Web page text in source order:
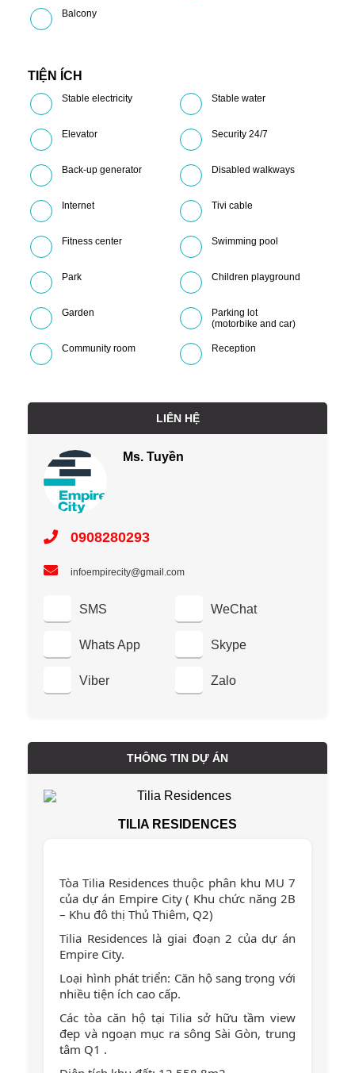
Balcony
TIỆN ÍCH
Stable electricity Stable water
Elevator Security 24/7
Back-up generator Disabled walkways
Internet Tivi cable
Fitness center Swimming pool
Park Children playground
Garden
Parking lot
(motorbike and car)
Community room Reception
LIÊN HỆ
Ms. Tuyền
0908280293
infoempirecity@gmail.com
SMS WeChat
Whats App Skype
Viber Zalo
THÔNG TIN DỰ ÁN
TILIA RESIDENCES
Tòa Tilia Residences thuộc phân khu MU 7
của dự án Empire City ( Khu chức năng 2B
– Khu đô thị Thủ Thiêm, Q2)
Tilia Residences là giai đoạn 2 của dự án
Empire City.
Loại hình phát triển: Căn hộ sang trọng với
nhiều tiện ích cao cấp.
Các tòa căn hộ tại Tilia sở hữu tầm view
đẹp và ngoạn mục ra sông Sài Gòn, trung
tâm Q1 .